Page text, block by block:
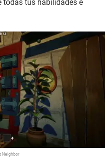
todas tus habilidades e
Neighbor